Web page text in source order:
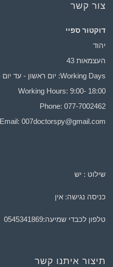
צור קשר
דוקטור ספיי
יהוד
העצמאות 43
Working Days: יום ראשון - עד יום חמישי
Working Hours: 9:00- 18:00
Phone: 077-7002462
Email: 007doctorspy@gmail.com
שילוט : יש
כניסה נגישה: אין
טלפון לכבדי שמיעה:0545341869
תיצור איתנו קשר